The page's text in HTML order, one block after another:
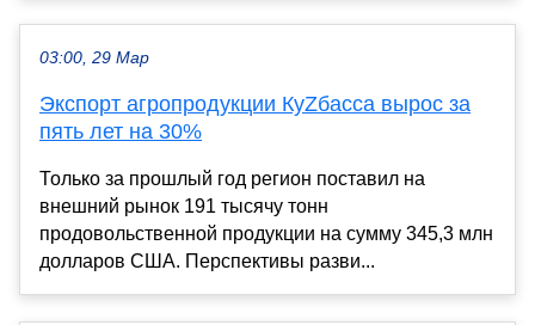
03:00, 29 Мар
Экспорт агропродукции КуZбасса вырос за
пять лет на 30%
Только за прошлый год регион поставил на
внешний рынок 191 тысячу тонн
продовольственной продукции на сумму 345,3 млн
долларов США. Перспективы разви...